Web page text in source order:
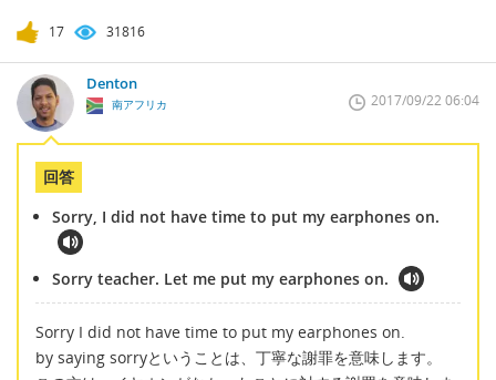
17 31816
Denton
南アフリカ 2017/09/22 06:04
回答
Sorry, I did not have time to put my earphones on.
Sorry teacher. Let me put my earphones on.
Sorry I did not have time to put my earphones on.
by saying sorryということは、丁寧な謝罪を意味します。